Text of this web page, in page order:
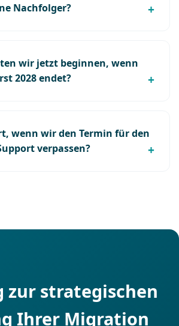
Nachfolger?
wir jetzt beginnen, wenn
2028 endet?
wenn wir den Termin für den
verpassen?
zur strategischen
Ihrer Migration